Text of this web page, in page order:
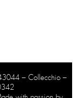
– Collecchio –